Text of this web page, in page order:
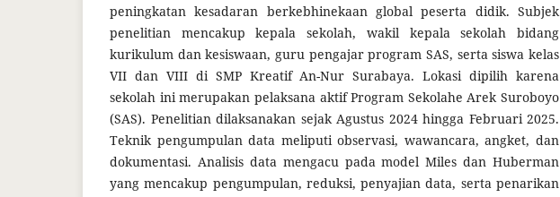
peningkatan kesadaran berkebhinekaan global peserta didik. Subjek
penelitian mencakup kepala sekolah, wakil kepala sekolah bidang
kurikulum dan kesiswaan, guru pengajar program SAS, serta siswa kelas
VII dan VIII di SMP Kreatif An-Nur Surabaya. Lokasi dipilih karena
sekolah ini merupakan pelaksana aktif Program Sekolahe Arek Suroboyo
(SAS). Penelitian dilaksanakan sejak Agustus 2024 hingga Februari 2025.
Teknik pengumpulan data meliputi observasi, wawancara, angket, dan
dokumentasi. Analisis data mengacu pada model Miles dan Huberman
yang mencakup pengumpulan, reduksi, penyajian data, serta penarikan